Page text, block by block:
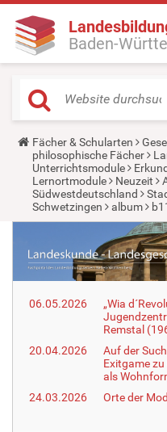
Baden-
Y
o
u
a
r
e
h
e
:
Fächer & Schularten
philosophische Fächer
Unterrichtsmodule
Lernortmodule
Neuzeit
Südwestdeutschland
Schwetzingen
album
06.05.2026
„Wia
Remstal
20.04.2026
Auf der
Exitgame
als
24.03.2026
Orte der